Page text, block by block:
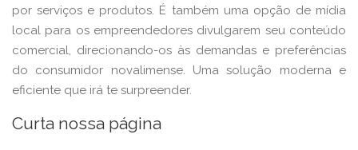
por serviços e produtos. É também uma opção de mídia
local para os empreendedores divulgarem seu conteúdo
comercial, direcionando-os às demandas e preferências
do consumidor novalimense. Uma solução moderna e
eficiente que irá te surpreender.
Curta nossa página